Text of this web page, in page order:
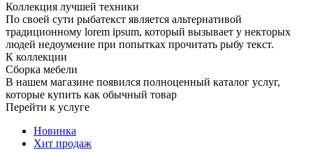
Коллекция лучшей техники
По своей сути рыбатекст является альтернативой
традиционному lorem ipsum, который вызывает у некторых
людей недоумение при попытках прочитать рыбу текст.
К коллекции
Сборка мебели
В нашем магазине появился полноценный каталог услуг,
которые купить как обычный товар
Перейти к услуге
Новинка
Хит продаж